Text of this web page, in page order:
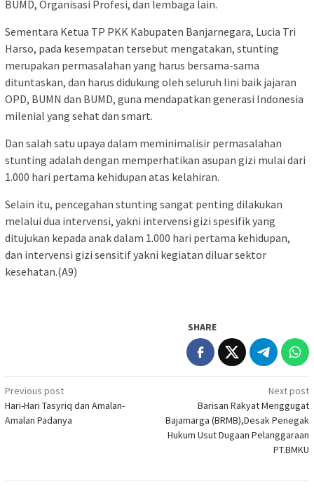
BUMD, Organisasi Profesi, dan lembaga lain.
Sementara Ketua TP PKK Kabupaten Banjarnegara, Lucia Tri
Harso, pada kesempatan tersebut mengatakan, stunting
merupakan permasalahan yang harus bersama-sama
dituntaskan, dan harus didukung oleh seluruh lini baik jajaran
OPD, BUMN dan BUMD, guna mendapatkan generasi Indonesia
milenial yang sehat dan smart.
Dan salah satu upaya dalam meminimalisir permasalahan
stunting adalah dengan memperhatikan asupan gizi mulai dari
1.000 hari pertama kehidupan atas kelahiran.
Selain itu, pencegahan stunting sangat penting dilakukan
melalui dua intervensi, yakni intervensi gizi spesifik yang
ditujukan kepada anak dalam 1.000 hari pertama kehidupan,
dan intervensi gizi sensitif yakni kegiatan diluar sektor
kesehatan.(A9)
SHARE
Post
navigation
Previous post
Hari-Hari Tasyriq dan Amalan-
Amalan Padanya
Next post
Barisan Rakyat Menggugat
Bajamarga (BRMB),Desak Penegak
Hukum Usut Dugaan Pelanggaraan
PT.BMKU